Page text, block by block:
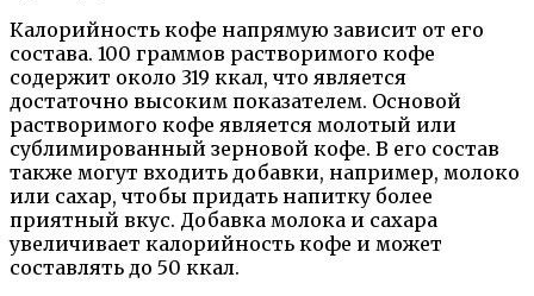
Калорийность кофе напрямую зависит от его
состава. 100 граммов растворимого кофе
содержит около 319 ккал, что является
достаточно высоким показателем. Основой
растворимого кофе является молотый или
сублимированный зерновой кофе. В его состав
также могут входить добавки, например, молоко
или сахар, чтобы придать напитку более
приятный вкус. Добавка молока и сахара
увеличивает калорийность кофе и может
составлять до 50 ккал.